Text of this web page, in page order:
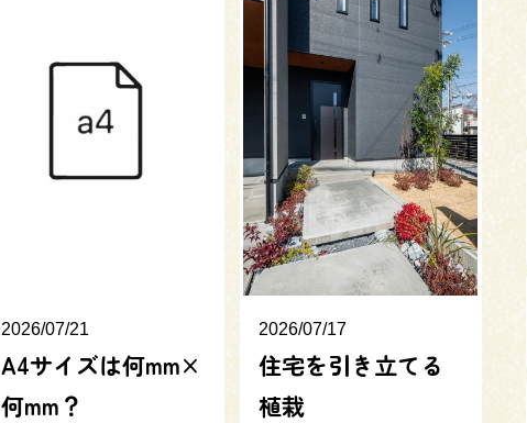
2026/07/21
A4サイズは何mm×
何mm？
2026/07/17
住宅を引き立てる
植栽